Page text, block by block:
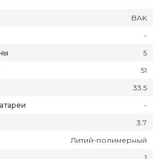
BAK
-
5
51
33.5
-
3.7
Литий-полимерный